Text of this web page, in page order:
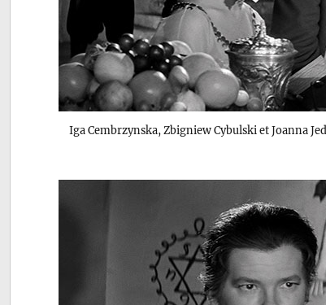
Iga Cembrzynska, Zbigniew Cybulski et Joanna